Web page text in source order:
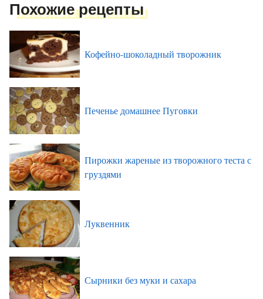
Похожие рецепты
Кофейно-шоколадный творожник
Печенье домашнее Пуговки
Пирожки жареные из творожного теста с
груздями
Луквенник
Сырники без муки и сахара